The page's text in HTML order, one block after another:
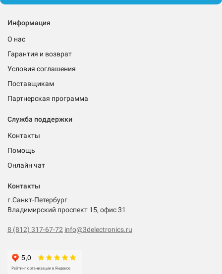
Информация
О нас
Гарантия и возврат
Условия соглашения
Поставщикам
Партнерская программа
Служба поддержки
Контакты
Помощь
Онлайн чат
Контакты
г.Санкт-Петербург
Владимирский проспект 15, офис 31
8 (812) 317-67-72 info@3delectronics.ru